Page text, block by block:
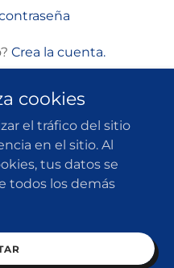
Crea la cuenta.
- Todos los derechos
2409152002A00073
cookies
el tráfico del sitio
en el sitio. Al
tus datos se
todos los demás